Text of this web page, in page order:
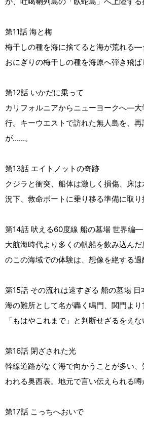
第11話 海と梅
梅干しの種を海に捨てると海が荒れる―
おにぎりの梅干しの種を海原へ弾き飛ば
第12話 いかだに乗って
カリフォルニアからニューヨークへ―大
行。キーウエストで訪れた無人島を、再
が……。
第13話 エイトノットの奇跡
クジラと衝突、船体は激しく損傷、床
況下、救命ボートに乗り移る準備に取
第14話 吠える60度線 船の墓場 世界編
大航海時代より多くの帆船を飲み込ん
のこの海域での体験は、想像を絶する過
第15話 その流れは速すぎる 船の墓場
海の難所として名が轟く鳴門、関門より
「もはやこれまで」と判断せざるをえ
第16話 閉ざされた光
幹線道路がなく海で向かうことが多い
われる奥西表。地元で言い伝えられる噂
第17話 こっちへおいで